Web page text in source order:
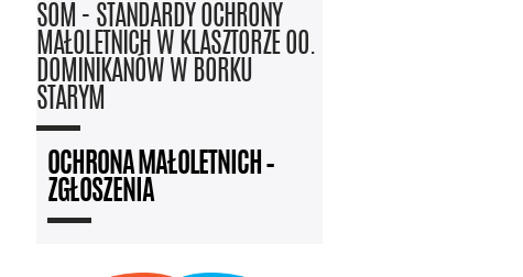
SOM - STANDARDY OCHRONY
MAŁOLETNICH W KLASZTORZE OO.
DOMINIKANÓW W BORKU
STARYM
OCHRONA MAŁOLETNICH –
ZGŁOSZENIA